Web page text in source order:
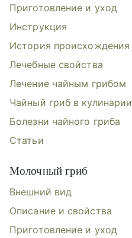
Приготовление и уход
Инструкция
История происхождения
Лечебные свойства
Лечение чайным грибом
Чайный гриб в кулинарии
Болезни чайного гриба
Статьи
Молочный гриб
Внешний вид
Описание и свойства
Приготовление и уход